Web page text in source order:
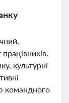
культурні
командного